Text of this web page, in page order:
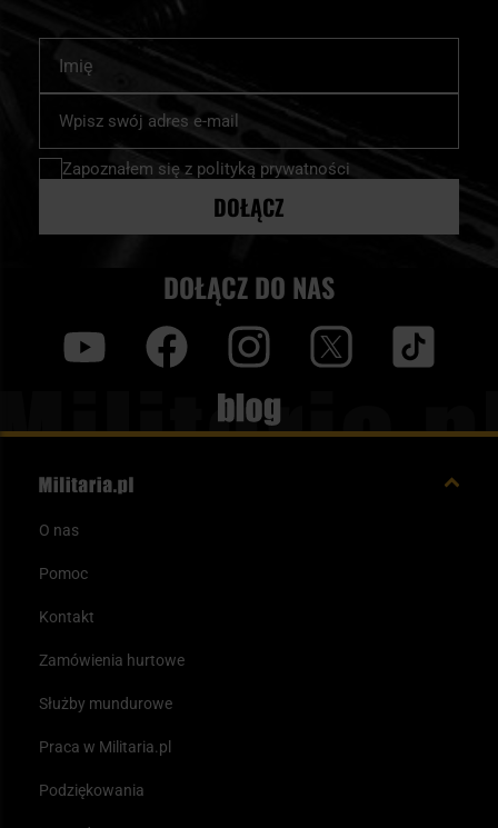
nasz
newsletter:
Zapoznałem się z polityką prywatności
DOŁĄCZ
DOŁĄCZ DO NAS
Blog
O nas
Pomoc
Kontakt
Zamówienia hurtowe
Służby mundurowe
Praca w Militaria.pl
Podziękowania